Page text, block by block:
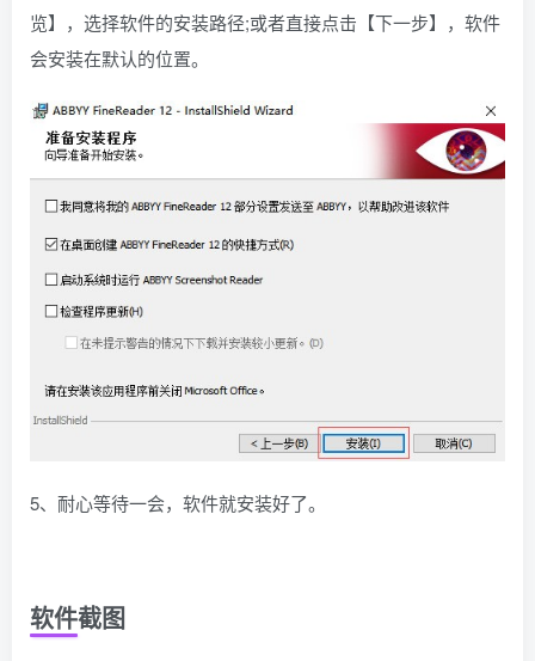
览】，选择软件的安装路径;或者直接点击【下一步】，软件
会安装在默认的位置。
5、耐心等待一会，软件就安装好了。
软件截图